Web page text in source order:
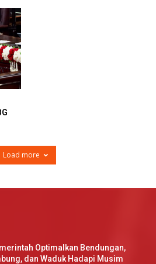
Load more
Optimalkan Bendungan,
dan Waduk Hadapi Musim